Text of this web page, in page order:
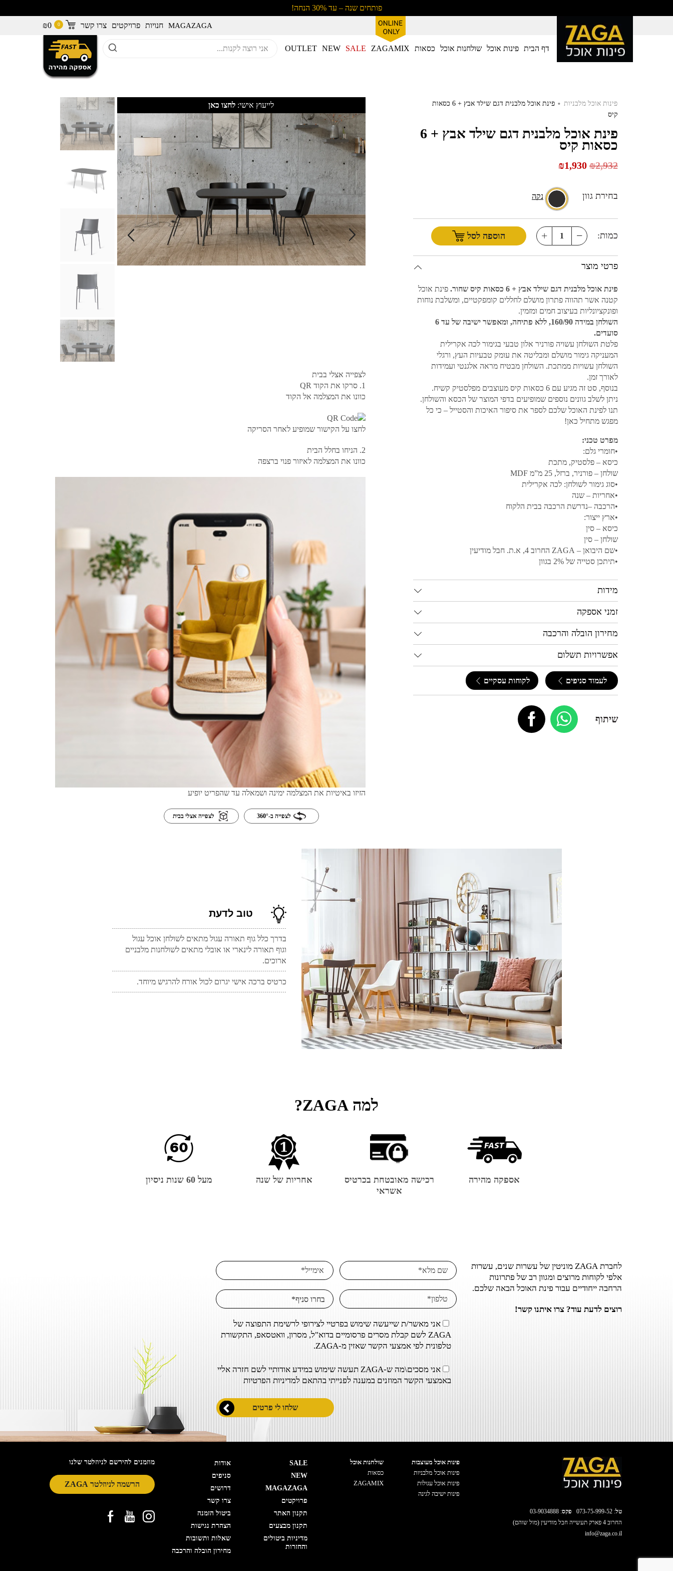
פותחים שנה – עד 30% הנחה!
MAGAZAGA חנויות פרויקטים צרו קשר ₪0
דף הבית פינות אוכל שולחנות אוכל כסאות ZAGAMIX
SALE
NEW
OUTLET
פינות אוכל מלבניות .
פינת אוכל מלבנית דגם שילד אבץ + 6 כסאות
קיס
פינת אוכל מלבנית דגם שילד אבץ + 6
כסאות קיס
₪2,932
₪1,930
בחירת גוון נקה
כמות: הוספה לסל
פרטי מוצר
פינת אוכל מלבנית דגם שילד אבץ + 6 כסאות קיס שחור.
פינת אוכל
קטנה אשר תהווה פתרון מושלם לחללים קומפקטיים, ומשלבת נוחות
ופונקציונליות בעיצוב חמים ומזמין.
השולחן במידה 160/90, ללא פתיחה, ומאפשר ישיבה של עד 6
סועדים.
פלטת השולחן עשויה פורניר אלון טבעי בגימור לכה אקרילית
המעניקה גימור מושלם ומבליטה את עומק טבעיות העץ, ורגלי
השולחן עשויות ממתכת. השולחן מבטיח מראה אלגנטי ועמידות
לאורך זמן.
בנוסף, סט זה מגיע עם 6 כסאות קיס מעוצבים מפלסטיק קשיח.
ניתן לשלב גוונים נוספים שמופיעים בדפי המוצר של הכסא והשולחן.
תנו לפינת האוכל שלכם לספר את סיפור האיכות והסטייל – כי כל
מפגש מתחיל כאן!
מפרט טכני:
•חומרי גלם:
כיסא – פלסטיק, מתכת
שולחן – פורניר, ברזל, 25 מ”מ MDF
•סוג גימור לשולחן: לכה אקרילית
•אחריות – שנה
•הרכבה –נדרשת הרכבה בבית הלקוח
•ארץ ייצור:
כיסא – סין
שולחן – סין
•שם היבואן – ZAGA החרוב 4, א.ת. חבל מודיעין
•תיתכן סטייה של 2% בגוון
מידות
זמני אספקה
מחירון הובלה והרכבה
אפשרויות תשלום
לעמוד סניפים לקוחות עסקיים
שיתוף
לייעוץ אישי: לחצו כאן
לצפייה אצלי בבית
1. סרקו את הקוד QR
כוונו את המצלמה אל הקוד
לחצו על הקישור שמופיע לאחר הסריקה
2. הניחו בחלל הבית
כוונו את המצלמה לאיזור פנוי ברצפה
הזיזו באיטיות את המצלמה ימינה ושמאלה עד שהפריט יופיע
לצפייה ב-360° לצפייה אצלי בבית
טוב לדעת
בדרך כלל גוף תאורה עגול מתאים לשולחן אוכל עגול
וגוף תאורה לינארי או אובלי מתאים לשולחנות מלבניים
ארוכים.
כרטיס ברכה אישי יגרום לכול אורח להרגיש מיוחד.
למה ZAGA?
אספקה מהירה
רכישה מאובטחת בכרטיס
אשראי
אחריות של שנה מעל 60 שנות ניסיון
אני מאשר/ת שייעשה שימוש בפרטיי לצירופי לרשימת התפוצה של
ZAGA לשם קבלת מסרים פרסומיים בדוא"ל, מסרון, וואטסאפ, התקשורת
טלפונית לפי אמצעי הקשר שאזין מ-ZAGA.
אני מסכים\מה ש-ZAGA תעשה שימוש במידע אודותיי לשם חזרה אליי
באמצעי הקשר המוזנים במענה לפנייתי בהתאם למדיניות הפרטיות
לחברת ZAGA מוניטין של עשרות שנים, עשרות
אלפי לקוחות מרוצים ומגוון רב של פתרונות
הרחבה ייחודיים עבור פינת האוכל הבאה שלכם.
רוצים לדעת עוד? צרו איתנו קשר!
טל:
073-75-999-52 פקס: 03-9034888
החרוב 4 פארק תעשייה חבל מודיעין (מול שוהם)
info@zaga.co.il
פינות אוכל מעוצבות
פינות אוכל מלבניות
פינות אוכל עגולות
פינות ישיבה לגינה
שולחנות אוכל
כסאות
ZAGAMIX
SALE
NEW
MAGAZAGA
פרויקטים
תקנון האתר
תקנון מבצעים
מדיניות ביטולים
והחזרות
אודות
סניפים
דרושים
צרו קשר
ביטול הזמנה
הצהרת נגישות
שאלות ותשובות
מחירון הובלה והרכבה
מוזמנים להירשם לניוזלטר שלנו
הרשמה לניוזלטר ZAGA